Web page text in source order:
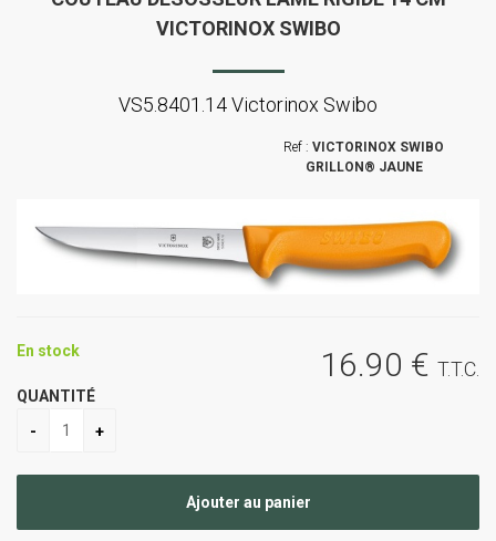
VICTORINOX SWIBO
VS5.8401.14 Victorinox Swibo
VICTORINOX SWIBO
GRILLON® JAUNE
16.90 € T.T.C.
En stock
QUANTITÉ